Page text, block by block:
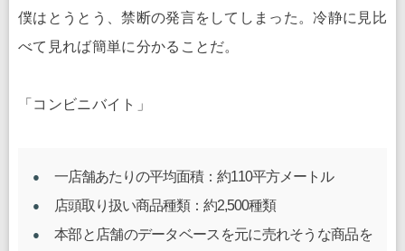
僕はとうとう、禁断の発言をしてしまった。冷静に見比
べて見れば簡単に分かることだ。
「コンビニバイト」
一店舗あたりの平均面積：約110平方メートル
店頭取り扱い商品種類：約2,500種類
本部と店舗のデータベースを元に売れそうな商品を